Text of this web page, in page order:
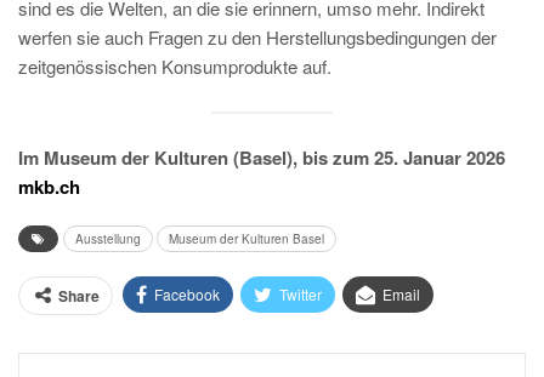
sind es die Welten, an die sie erinnern, umso mehr. Indirekt
werfen sie auch Fragen zu den Herstellungsbedingungen der
zeitgenössischen Konsumprodukte auf.
Im Museum der Kulturen (Basel), bis zum 25. Januar 2026
mkb.ch
Ausstellung Museum der Kulturen Basel
Share Facebook Twitter Email